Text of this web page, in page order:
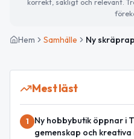
korrekt, sakligt och relevant.
Hem Samhälle
Mest läst
1
Ny hobbybutik öppnar i
gemenskap och kreativa